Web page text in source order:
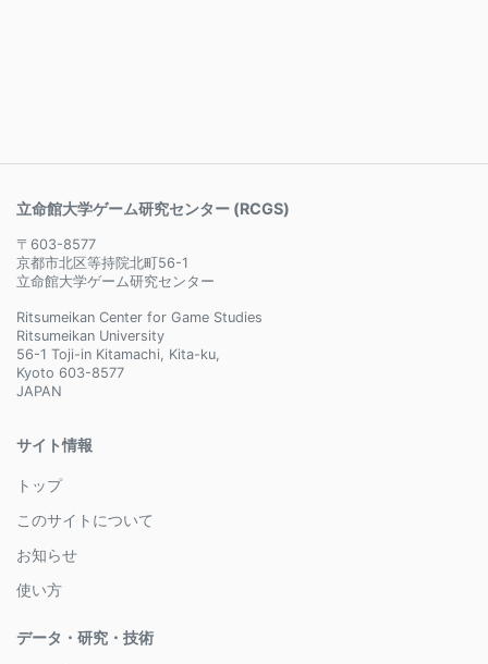
立命館大学ゲーム研究センター (RCGS)
〒603-8577
京都市北区等持院北町56-1
立命館大学ゲーム研究センター
Ritsumeikan Center for Game Studies
Ritsumeikan University
56-1 Toji-in Kitamachi, Kita-ku,
Kyoto 603-8577
JAPAN
サイト情報
トップ
このサイトについて
お知らせ
使い方
データ・研究・技術